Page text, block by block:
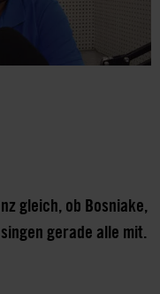
gleich, ob Bosniake,
gerade alle mit.